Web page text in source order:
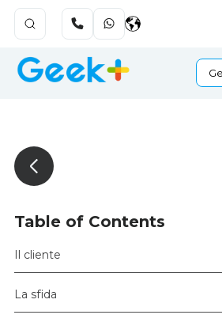
Table of Contents
Il cliente
La sfida